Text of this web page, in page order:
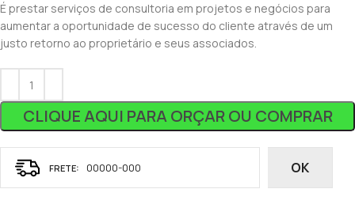
É prestar serviços de consultoria em projetos e negócios para
aumentar a oportunidade de sucesso do cliente através de um
justo retorno ao proprietário e seus associados.
CLIQUE AQUI PARA ORÇAR OU COMPRAR
OK